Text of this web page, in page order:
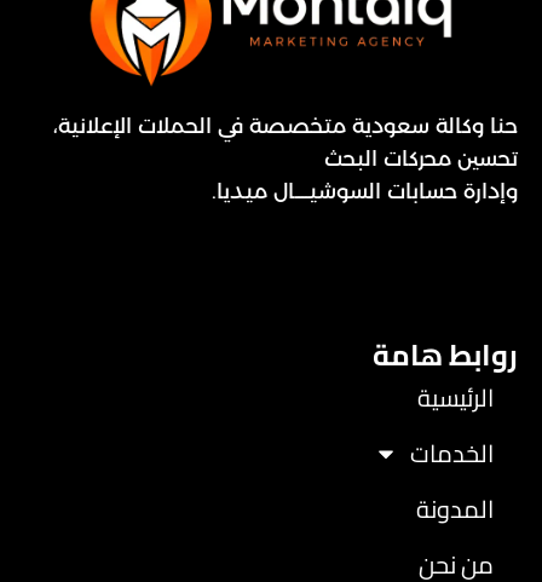
حنا وكالة سعودية متخصصة في الحملات الإعلانية،
تحسين محركات البحث
وإدارة حسابات السوشيــــال ميديا.
روابط هامة
الرئيسية
الخدمات
المدونة
من نحن